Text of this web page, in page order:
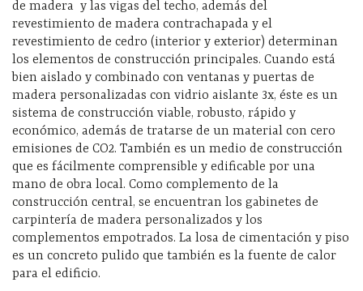
de madera y las vigas del techo, además del
revestimiento de madera contrachapada y el
revestimiento de cedro (interior y exterior) determinan
los elementos de construcción principales. Cuando está
bien aislado y combinado con ventanas y puertas de
madera personalizadas con vidrio aislante 3x, éste es un
sistema de construcción viable, robusto, rápido y
económico, además de tratarse de un material con cero
emisiones de CO2. También es un medio de construcción
que es fácilmente comprensible y edificable por una
mano de obra local. Como complemento de la
construcción central, se encuentran los gabinetes de
carpintería de madera personalizados y los
complementos empotrados. La losa de cimentación y piso
es un concreto pulido que también es la fuente de calor
para el edificio.